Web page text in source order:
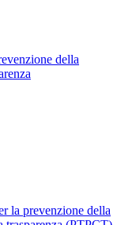
della
la prevenzione della